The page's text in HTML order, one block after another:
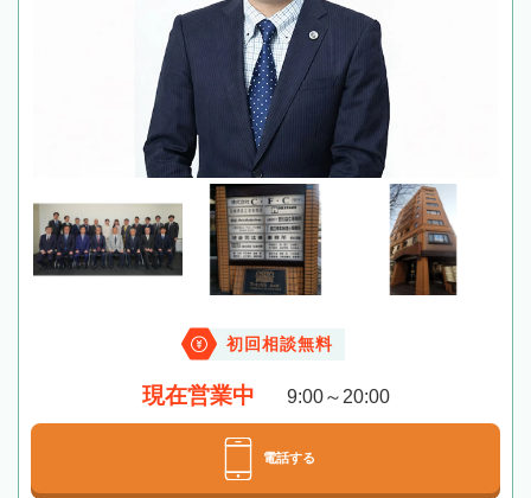
初回相談無料
現在営業中 9:00～20:00
電話する